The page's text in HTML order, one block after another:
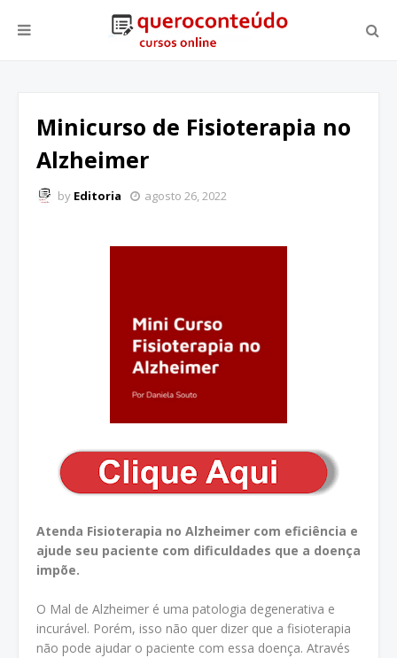
Minicurso de Fisioterapia no
Alzheimer
by Editoria agosto 26, 2022
Atenda Fisioterapia no Alzheimer com eficiência e
ajude seu paciente com dificuldades que a doença
impõe.
O Mal de Alzheimer é uma patologia degenerativa e
incurável. Porém, isso não quer dizer que a fisioterapia
não pode ajudar o paciente com essa doença. Através